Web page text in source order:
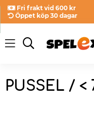
Fri frakt vid 600 kr
Öppet köp 30 dagar
PUSSEL /